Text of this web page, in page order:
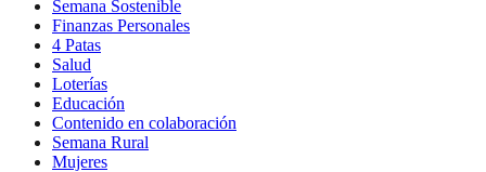
Semana Sostenible
Finanzas Personales
4 Patas
Salud
Loterías
Educación
Contenido en colaboración
Semana Rural
Mujeres